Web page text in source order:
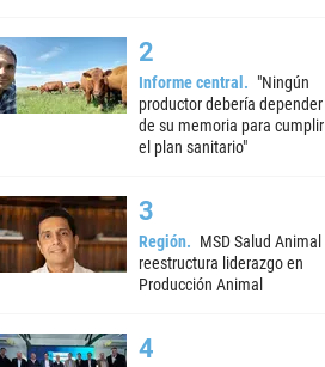
Informe central
"Ningún
productor debería depender
de su memoria para cumplir
el plan sanitario"
Región
MSD Salud Animal
reestructura liderazgo en
Producción Animal